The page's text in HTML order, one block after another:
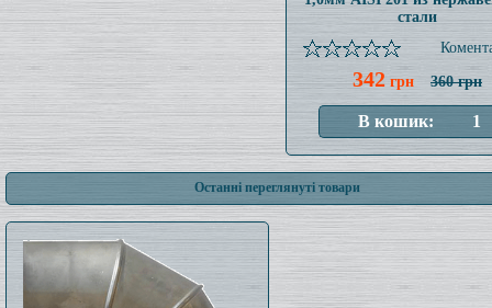
стали
342 грн 360 грн
Останні переглянуті товари